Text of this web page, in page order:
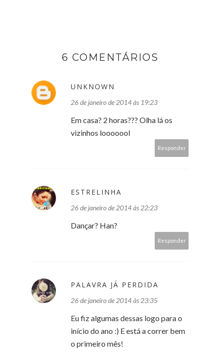
6 COMENTÁRIOS
UNKNOWN
26 de janeiro de 2014 às 19:23
Em casa? 2 horas??? Olha lá os
vizinhos looooool
Responder
ESTRELINHA
26 de janeiro de 2014 às 22:23
Dançar? Han?
Responder
PALAVRA JÁ PERDIDA
26 de janeiro de 2014 às 23:35
Eu fiz algumas dessas logo para o
início do ano :) E está a correr bem
o primeiro mês!